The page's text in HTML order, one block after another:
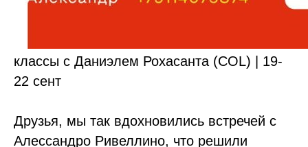
классы с Даниэлем Рохасанта (COL) | 19-
22 сент
Друзья, мы так вдохновились встречей с
Алессандро Ривеллино, что решили